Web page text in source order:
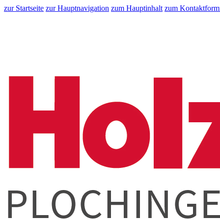
zur Startseite zur Hauptnavigation zum Hauptinhalt zum